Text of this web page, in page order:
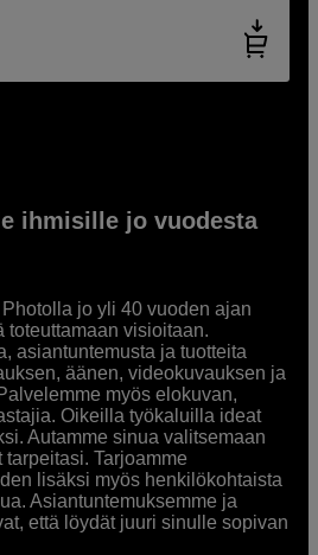
ihmisille jo vuodesta
jo yli 40 vuoden ajan
toteuttamaan visioitaan.
asiantuntemusta ja tuotteita
äänen, videokuvauksen ja
myös elokuvan,
Oikeilla työkaluilla ideat
Autamme sinua valitsemaan
Tarjoamme
lisäksi myös henkilökohtaista
Asiantuntemuksemme ja
että löydät juuri sinulle sopivan